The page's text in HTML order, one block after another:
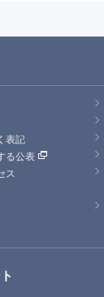
表記
る公表
ス